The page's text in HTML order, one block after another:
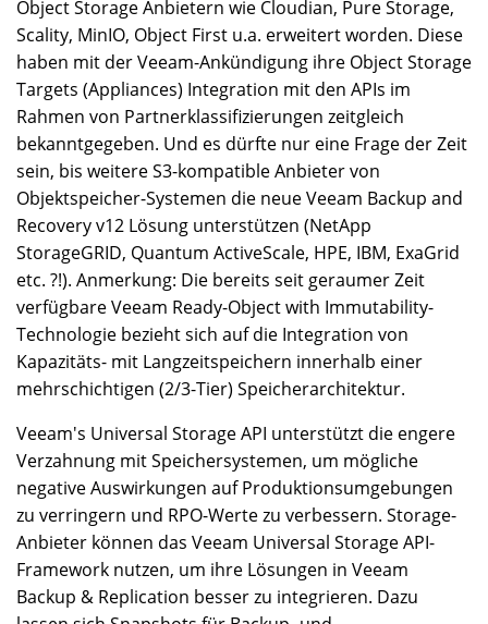
Object Storage Anbietern wie Cloudian, Pure Storage,
Scality, MinIO, Object First u.a. erweitert worden. Diese
haben mit der Veeam-Ankündigung ihre Object Storage
Targets (Appliances) Integration mit den APIs im
Rahmen von Partnerklassifizierungen zeitgleich
bekanntgegeben. Und es dürfte nur eine Frage der Zeit
sein, bis weitere S3-kompatible Anbieter von
Objektspeicher-Systemen die neue Veeam Backup and
Recovery v12 Lösung unterstützen (NetApp
StorageGRID, Quantum ActiveScale, HPE, IBM, ExaGrid
etc. ?!). Anmerkung: Die bereits seit geraumer Zeit
verfügbare Veeam Ready-Object with Immutability-
Technologie bezieht sich auf die Integration von
Kapazitäts- mit Langzeitspeichern innerhalb einer
mehrschichtigen (2/3-Tier) Speicherarchitektur.
Veeam's Universal Storage API unterstützt die engere
Verzahnung mit Speichersystemen, um mögliche
negative Auswirkungen auf Produktionsumgebungen
zu verringern und RPO-Werte zu verbessern. Storage-
Anbieter können das Veeam Universal Storage API-
Framework nutzen, um ihre Lösungen in Veeam
Backup & Replication besser zu integrieren. Dazu